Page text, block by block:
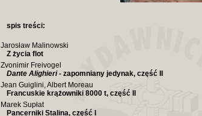
spis treści:
Jarosław Malinowski
Z życia flot
Zvonimir Freivogel
Dante Alighieri- zapomniany jedynak, część II
Jean Guiglini, Albert Moreau
Francuskie krążowniki 8000 t, część II
Marek Supłat
Pancerniki Stalina, część I